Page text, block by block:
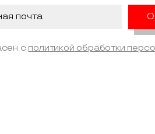
с политикой обработки